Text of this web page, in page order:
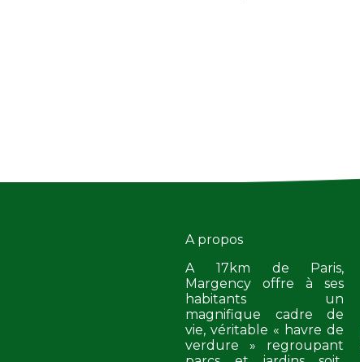
A propos
A 17km de Paris,
Margency offre à ses
habitants un
magnifique cadre de
vie, véritable « havre de
verdure » regroupant